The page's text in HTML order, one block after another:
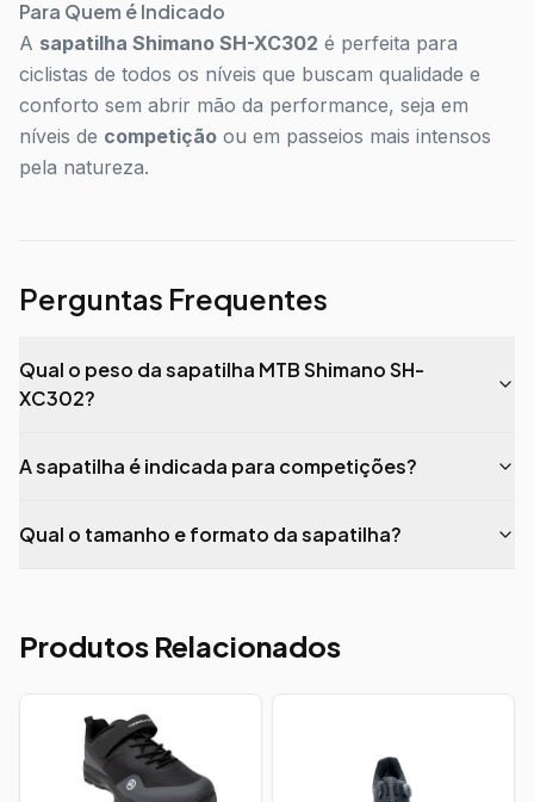
Para Quem é Indicado
A sapatilha Shimano SH-XC302 é perfeita para
ciclistas de todos os níveis que buscam qualidade e
conforto sem abrir mão da performance, seja em
níveis de competição ou em passeios mais intensos
pela natureza.
Perguntas Frequentes
Qual o peso da sapatilha MTB Shimano SH-
XC302?
A sapatilha é indicada para competições?
Qual o tamanho e formato da sapatilha?
Produtos Relacionados